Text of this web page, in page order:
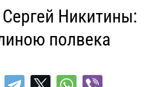
Никитины:
полвека